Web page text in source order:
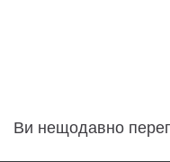
Ви нещодавно